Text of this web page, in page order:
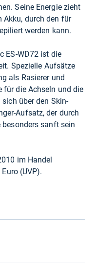
Seine Energie zieht
Akku, durch den für
werden kann.
ES-WD72 ist die
Spezielle Aufsätze
als Rasierer und
für die Achseln und die
über den Skin-
Aufsatz, der durch
sanft sein
im Handel
(UVP).